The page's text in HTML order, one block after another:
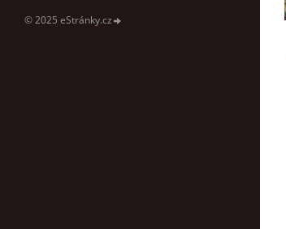
© 2025 eStránky.cz